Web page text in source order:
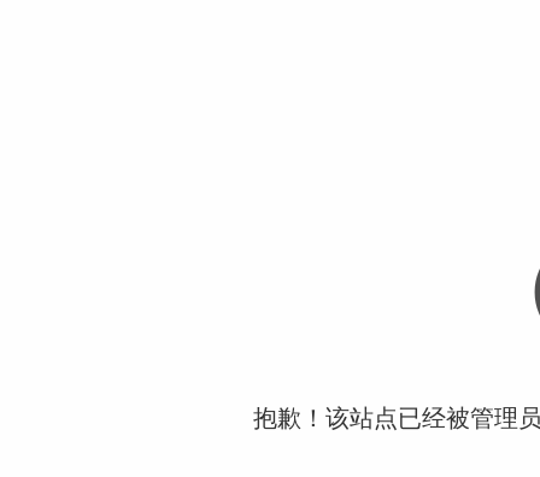
抱歉！该站点已经被管理